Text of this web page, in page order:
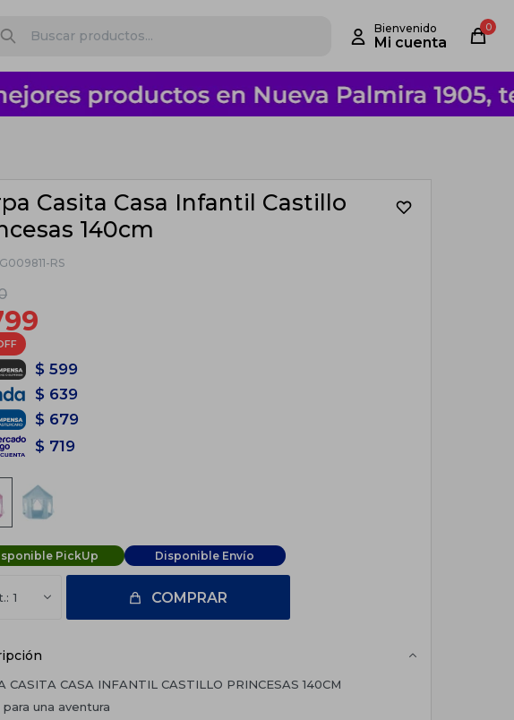
0
Casita Casa Infantil Castillo
140cm
RS
$ 599
$ 639
$ 679
$ 719
PickUp Disponible Envío
1 COMPRAR
CASITA CASA INFANTIL CASTILLO PRINCESAS 140CM
para una aventura